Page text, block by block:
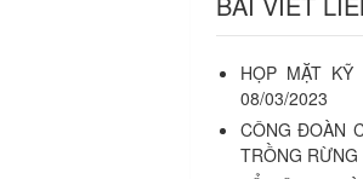
HỌP MẶT
08/03/2023
CÔNG ĐOÀN
TRỒNG